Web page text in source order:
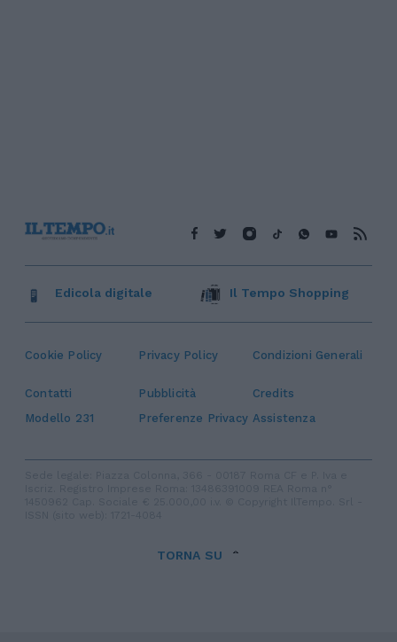
Cookie Policy Privacy Policy Condizioni Generali
Contatti Pubblicità
Credits
Modello 231
Preferenze Privacy Assistenza
Edicola digitale Il Tempo Shopping
TORNA SU